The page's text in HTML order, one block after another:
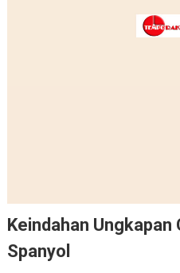
Keindahan
Spanyol